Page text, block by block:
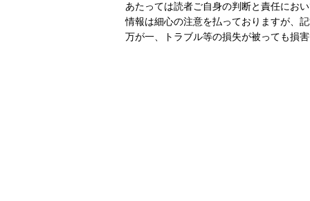
あたっては読者ご自身の判断と責任にお
情報は細心の注意を払っておりますが、
万が一、トラブル等の損失が被っても損